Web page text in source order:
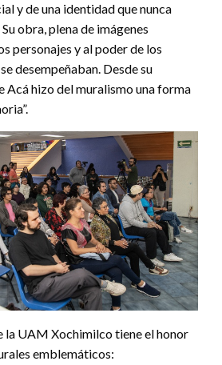
y de una identidad que nunca
obra, plena de imágenes
personajes y al poder de los
desempeñaban. Desde su
hizo del muralismo una forma
la UAM Xochimilco tiene el honor
emblemáticos: